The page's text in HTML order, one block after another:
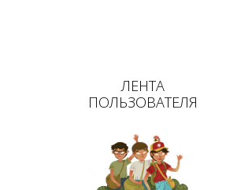
ЛЕНТА
ПОЛЬЗОВАТЕЛЯ